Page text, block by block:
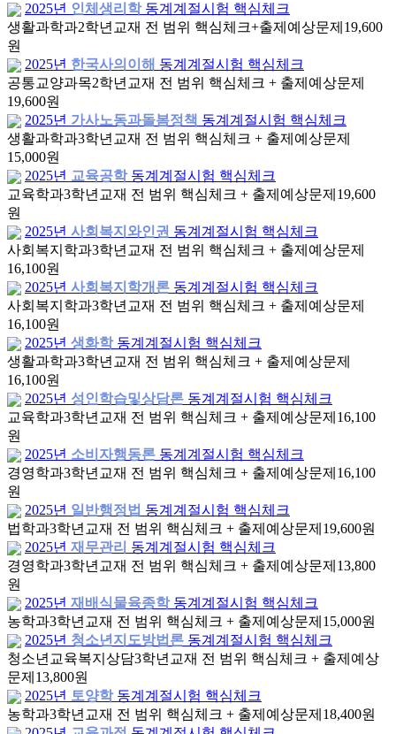
2025년 인체생리학 동계계절시험 핵심체크
생활과학과2학년 교재 전 범위 핵심체크+출제예상문제 19,600
원
2025년 한국사의이해 동계계절시험 핵심체크
공통교양과목2학년 교재 전 범위 핵심체크 + 출제예상문제
19,600원
2025년 가사노동과돌봄정책 동계계절시험 핵심체크
생활과학과3학년 교재 전 범위 핵심체크 + 출제예상문제
15,000원
2025년 교육공학 동계계절시험 핵심체크
교육학과3학년 교재 전 범위 핵심체크 + 출제예상문제 19,600
원
2025년 사회복지와인권 동계계절시험 핵심체크
사회복지학과3학년 교재 전 범위 핵심체크 + 출제예상문제
16,100원
2025년 사회복지학개론 동계계절시험 핵심체크
사회복지학과3학년 교재 전 범위 핵심체크 + 출제예상문제
16,100원
2025년 생화학 동계계절시험 핵심체크
생활과학과3학년 교재 전 범위 핵심체크 + 출제예상문제
16,100원
2025년 성인학습및상담론 동계계절시험 핵심체크
교육학과3학년 교재 전 범위 핵심체크 + 출제예상문제 16,100
원
2025년 소비자행동론 동계계절시험 핵심체크
경영학과3학년 교재 전 범위 핵심체크 + 출제예상문제 16,100
원
2025년 일반행정법 동계계절시험 핵심체크
법학과3학년 교재 전 범위 핵심체크 + 출제예상문제 19,600원
2025년 재무관리 동계계절시험 핵심체크
경영학과3학년 교재 전 범위 핵심체크 + 출제예상문제 13,800
원
2025년 재배식물육종학 동계계절시험 핵심체크
농학과3학년 교재 전 범위 핵심체크 + 출제예상문제 15,000원
2025년 청소년지도방법론 동계계절시험 핵심체크
청소년교육복지상담3학년 교재 전 범위 핵심체크 + 출제예상
문제 13,800원
2025년 토양학 동계계절시험 핵심체크
농학과3학년 교재 전 범위 핵심체크 + 출제예상문제 18,400원